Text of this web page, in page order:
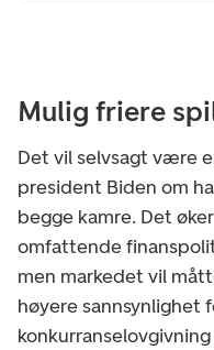
Mulig friere
Det vil selvsagt være
president Biden om
begge kamre. Det
omfattende
men markedet vil
høyere sannsynlighet